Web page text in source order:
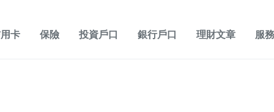
卡 保險 投資戶口 銀行戶口 理財文章 服